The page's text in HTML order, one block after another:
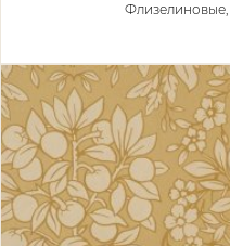
Флизелиновые,